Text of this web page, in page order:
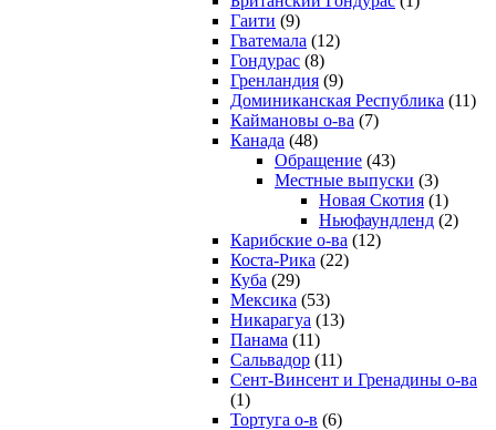
Гаити (9)
Гватемала (12)
Гондурас (8)
Гренландия (9)
Доминиканская Республика (11)
Каймановы о-ва (7)
Канада (48)
Обращение (43)
Местные выпуски (3)
Новая Скотия (1)
Ньюфаундленд (2)
Карибские о-ва (12)
Коста-Рика (22)
Куба (29)
Мексика (53)
Никарагуа (13)
Панама (11)
Сальвадор (11)
Сент-Винсент и Гренадины о-ва
(1)
Тортуга о-в (6)